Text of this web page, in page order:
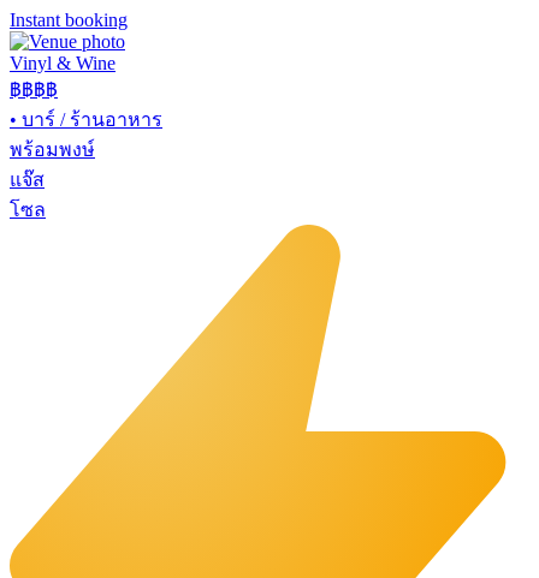
Instant booking
Vinyl & Wine
฿฿฿฿
• บาร์ / ร้านอาหาร
พร้อมพงษ์
แจ๊ส
โซล